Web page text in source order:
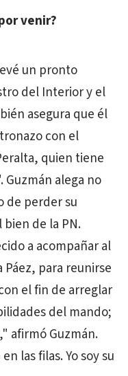
venir?
un pronto
del Interior y el
asegura que él
con el
quien tiene
alega no
de perder su
de la PN.
a acompañar al
para reunirse
el fin de arreglar
del mando;
afirmó Guzmán.
las filas. Yo soy su